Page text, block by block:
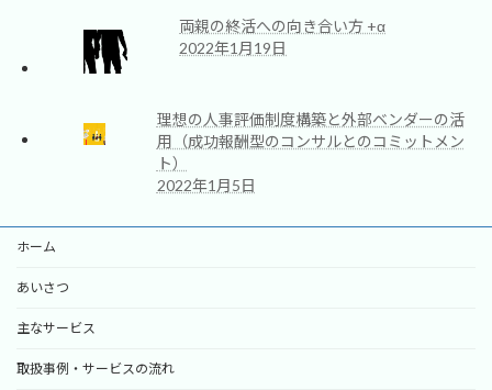
両親の終活への向き合い方 +α
2022年1月19日
理想の人事評価制度構築と外部ベンダーの活
用（成功報酬型のコンサルとのコミットメン
ト）
2022年1月5日
ホーム
あいさつ
主なサービス
取扱事例・サービスの流れ